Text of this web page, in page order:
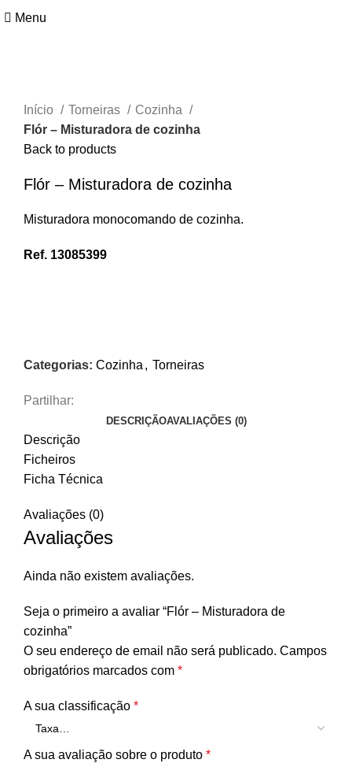
Menu
Início
Torneiras
Cozinha
Flór – Misturadora de cozinha
Back to products
Flór – Misturadora de cozinha
Misturadora monocomando de cozinha.
Ref. 13085399
Categorias: Cozinha , Torneiras
Partilhar:
DESCRIÇÃOAVALIAÇÕES (0)
Descrição
Ficheiros
Ficha Técnica
Avaliações (0)
Avaliações
Ainda não existem avaliações.
Seja o primeiro a avaliar “Flór – Misturadora de
cozinha”
O seu endereço de email não será publicado. Campos
obrigatórios marcados com *
A sua classificação *
A sua avaliação sobre o produto *